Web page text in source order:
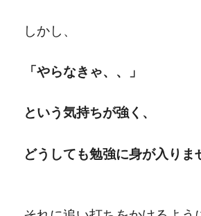
しかし、
「やらなきゃ、、」
という気持ちが強く、
どうしても勉強に身が入りま